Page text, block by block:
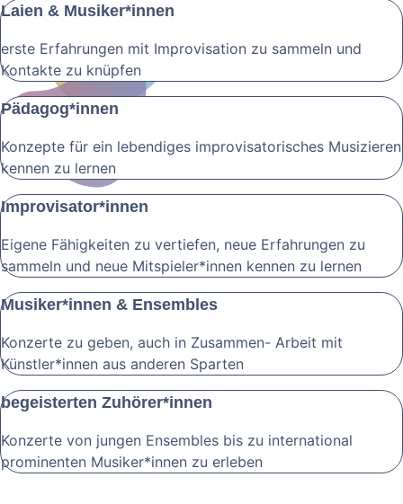
Laien & Musiker*innen
erste Erfahrungen mit Improvisation zu sammeln und
Kontakte zu knüpfen
Pädagog­*innen
Konzepte für ein lebendiges improvisatorisches Musizieren
kennen zu lernen
Improvisator­*innen
Eigene Fähigkeiten zu vertiefen, neue Erfahrungen zu
sammeln und neue Mitspieler*innen kennen zu lernen
Musiker*innen & Ensembles
Konzerte zu geben, auch in Zusammen- Arbeit mit
Künstler*innen aus anderen Sparten
begeisterten Zuhörer*innen
Konzerte von jungen Ensembles bis zu international
prominenten Musiker*innen zu erleben